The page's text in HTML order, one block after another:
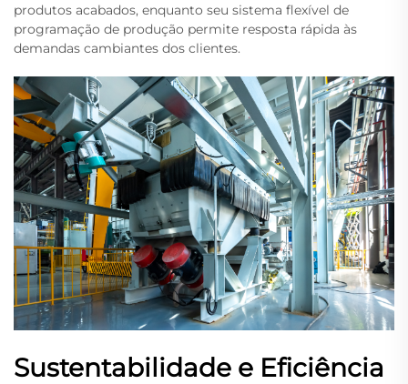
produtos acabados, enquanto seu sistema flexível de
programação de produção permite resposta rápida às
demandas cambiantes dos clientes.
Sustentabilidade e Eficiência